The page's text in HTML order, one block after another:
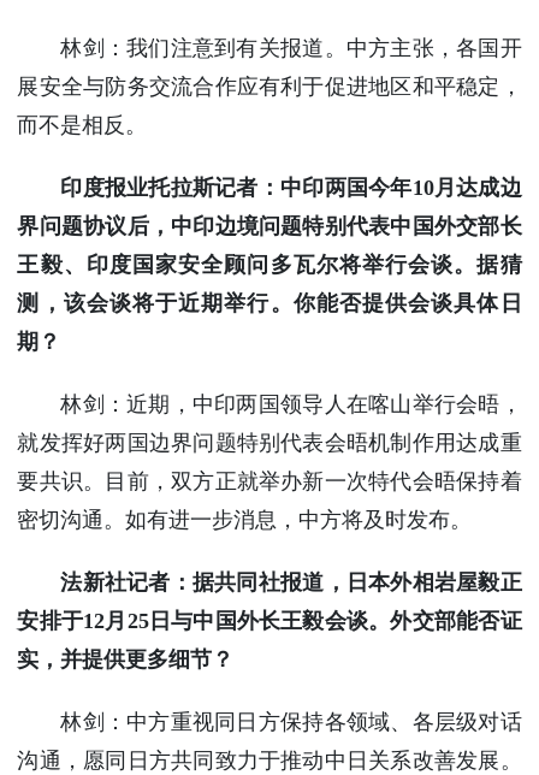
林剑：我们注意到有关报道。中方主张，各国开
展安全与防务交流合作应有利于促进地区和平稳定，
而不是相反。
印度报业托拉斯记者：中印两国今年10月达成边
界问题协议后，中印边境问题特别代表中国外交部长
王毅、印度国家安全顾问多瓦尔将举行会谈。据猜
测，该会谈将于近期举行。你能否提供会谈具体日
期？
林剑：近期，中印两国领导人在喀山举行会晤，
就发挥好两国边界问题特别代表会晤机制作用达成重
要共识。目前，双方正就举办新一次特代会晤保持着
密切沟通。如有进一步消息，中方将及时发布。
法新社记者：据共同社报道，日本外相岩屋毅正
安排于12月25日与中国外长王毅会谈。外交部能否证
实，并提供更多细节？
林剑：中方重视同日方保持各领域、各层级对话
沟通，愿同日方共同致力于推动中日关系改善发展。